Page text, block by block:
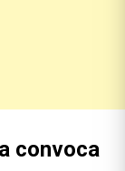
convoca